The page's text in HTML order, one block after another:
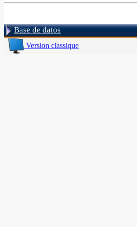
Base de datos
Version classique